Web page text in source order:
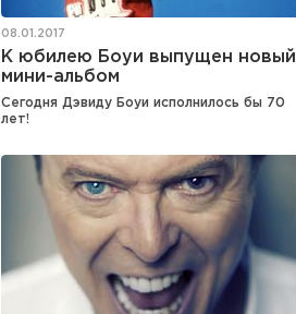
08.01.2017
К юбилею Боуи выпущен новый
мини-альбом
Сегодня Дэвиду Боуи исполнилось бы 70
лет!